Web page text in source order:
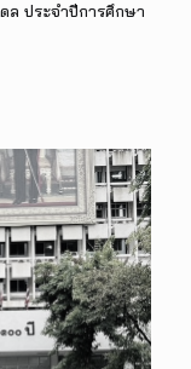
ล ประจำปีการศึกษา